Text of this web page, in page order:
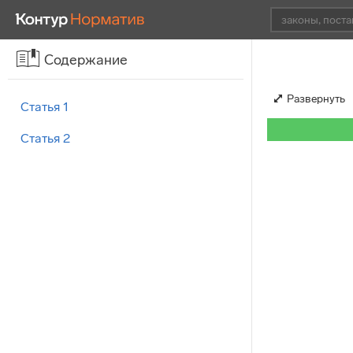
Содержание
Статья 1
Статья 2
Развернуть